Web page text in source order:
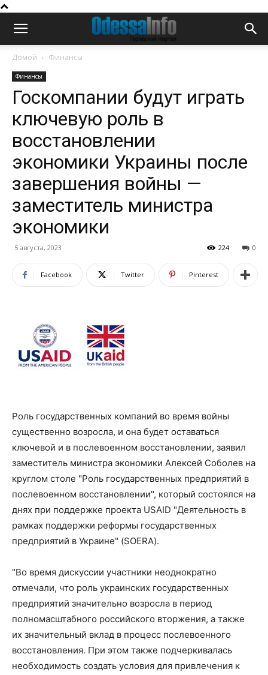
Домой Финансы
Финансы
Госкомпании будут играть
ключевую роль в
восстановлении
экономики Украины после
завершения войны —
заместитель министра
экономики
5 августа, 2023 0
224
Facebook Twitter Pinterest
Роль государственных компаний во время войны
существенно возросла, и она будет оставаться
ключевой и в послевоенном восстановлении, заявил
заместитель министра экономики Алексей Соболев на
круглом столе "Роль государственных предприятий в
послевоенном восстановлении", который состоялся на
днях при поддержке проекта USAID "Деятельность в
рамках поддержки реформы государственных
предприятий в Украине" (SOERA).
"Во время дискуссии участники неоднократно
отмечали, что роль украинских государственных
предприятий значительно возросла в период
полномасштабного российского вторжения, а также
их значительный вклад в процесс послевоенного
восстановления. При этом также подчеркивалась
необходимость создать условия для привлечения к